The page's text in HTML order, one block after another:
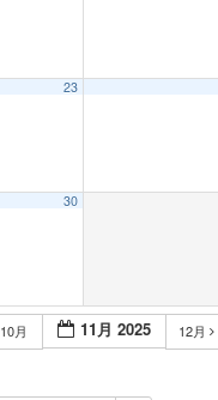
23
30
10月 11月 2025 12月